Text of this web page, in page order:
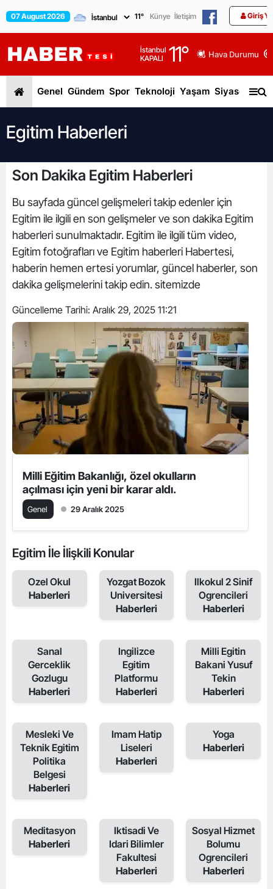
07 August 2026 11° Künye İletişim Giriş
İstanbul
KAPALI
11° Hava Durumu
Genel Gündem Spor Teknoloji Yaşam Siyaset
Egitim Haberleri
Son Dakika Egitim Haberleri
Bu sayfada güncel gelişmeleri takip edenler için
Egitim ile ilgili en son gelişmeler ve son dakika Egitim
haberleri sunulmaktadır. Egitim ile ilgili tüm video,
Egitim fotoğrafları ve Egitim haberleri Habertesi,
haberin hemen ertesi yorumlar, güncel haberler, son
dakika gelişmelerini takip edin. sitemizde
Güncelleme Tarihi: Aralık 29, 2025 11:21
Milli Eğitim Bakanlığı, özel okulların
açılması için yeni bir karar aldı.
Genel 29 Aralık 2025
Egitim İle İlişkili Konular
Ozel Okul
Haberleri
Yozgat Bozok
Universitesi
Haberleri
Ilkokul 2 Sinif
Ogrencileri
Haberleri
Sanal
Gerceklik
Gozlugu
Haberleri
Ingilizce
Egitim
Platformu
Haberleri
Milli Egitin
Bakani Yusuf
Tekin
Haberleri
Mesleki Ve
Teknik Egitim
Politika
Belgesi
Haberleri
Imam Hatip
Liseleri
Haberleri
Yoga
Haberleri
Meditasyon
Haberleri
Iktisadi Ve
Idari Bilimler
Fakultesi
Haberleri
Sosyal Hizmet
Bolumu
Ogrencileri
Haberleri